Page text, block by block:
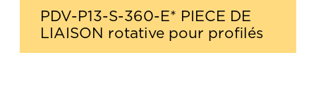
PDV-P13-S-360-E* PIECE DE
LIAISON rotative pour profilés